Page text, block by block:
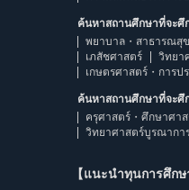
ค้นหาสถานศึกษาที่จะศึ
พยาบาล・สาธารณสุ
เภสัชศาสตร์
วิทยา
เกษตรศาสตร์・การป
ค้นหาสถานศึกษาที่จะศึ
ครุศาสตร์・ศึกษาศา
วิทยาศาสตร์บูรณากา
【แนะนำทุนการศึกษ